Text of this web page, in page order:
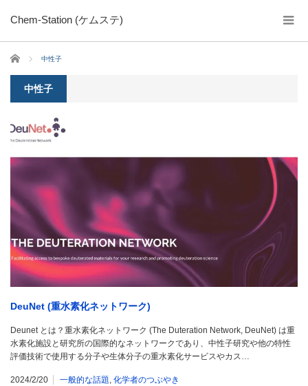
Chem-Station (ケムステ)
ホーム 中性子
中性子
DeuNet (重水素化ネットワーク)
Deunet とは？重水素化ネットワーク (The Duteration Network, DeuNet) は重
水素化施設と研究所の国際的なネットワークであり、中性子研究や他の特性
評価技術で使用する分子や生体分子の重水素化サービスやカス…
2024/2/20 一般的な話題, 化学者のつぶやき